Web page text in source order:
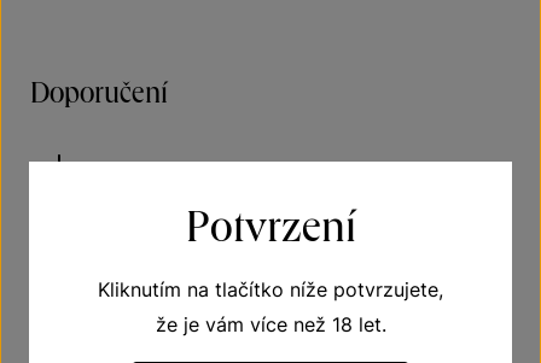
Doporučení
Odhadovaná doba názrávání 7 až 9 roků od roku
Potvrzení
Kliknutím na tlačítko níže potvrzujete,
že je vám více než 18 let.